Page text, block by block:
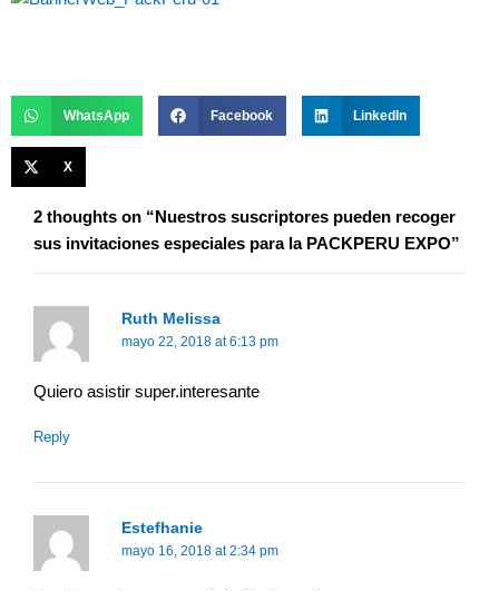
WhatsApp Facebook LinkedIn
X
2 thoughts on “Nuestros suscriptores pueden recoger
sus invitaciones especiales para la PACKPERU EXPO”
Ruth Melissa
mayo 22, 2018 at 6:13 pm
Quiero asistir super.interesante
Reply
Estefhanie
mayo 16, 2018 at 2:34 pm